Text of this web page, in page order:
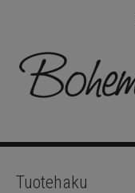
Tuotehaku